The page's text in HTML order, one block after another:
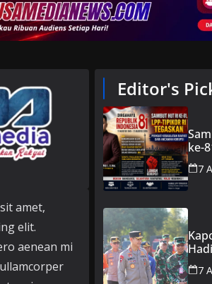
amet,
elit.
aenean mi
Editor's
ke-
7
7